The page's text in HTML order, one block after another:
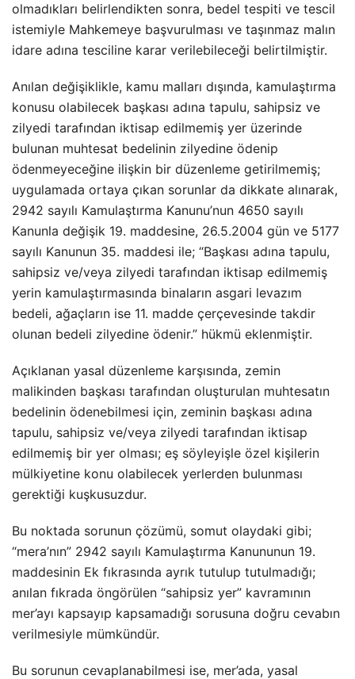
olmadıkları belirlendikten sonra, bedel tespiti ve tescil
istemiyle Mahkemeye başvurulması ve taşınmaz malın
idare adına tesciline karar verilebileceği belirtilmiştir.
Anılan değişiklikle, kamu malları dışında, kamulaştırma
konusu olabilecek başkası adına tapulu, sahipsiz ve
zilyedi tarafından iktisap edilmemiş yer üzerinde
bulunan muhtesat bedelinin zilyedine ödenip
ödenmeyeceğine ilişkin bir düzenleme getirilmemiş;
uygulamada ortaya çıkan sorunlar da dikkate alınarak,
2942 sayılı Kamulaştırma Kanunu’nun 4650 sayılı
Kanunla değişik 19. maddesine, 26.5.2004 gün ve 5177
sayılı Kanunun 35. maddesi ile; “Başkası adına tapulu,
sahipsiz ve/veya zilyedi tarafından iktisap edilmemiş
yerin kamulaştırmasında binaların asgari levazım
bedeli, ağaçların ise 11. madde çerçevesinde takdir
olunan bedeli zilyedine ödenir.” hükmü eklenmiştir.
Açıklanan yasal düzenleme karşısında, zemin
malikinden başkası tarafından oluşturulan muhtesatın
bedelinin ödenebilmesi için, zeminin başkası adına
tapulu, sahipsiz ve/veya zilyedi tarafından iktisap
edilmemiş bir yer olması; eş söyleyişle özel kişilerin
mülkiyetine konu olabilecek yerlerden bulunması
gerektiği kuşkusuzdur.
Bu noktada sorunun çözümü, somut olaydaki gibi;
“mera’nın” 2942 sayılı Kamulaştırma Kanununun 19.
maddesinin Ek fıkrasında ayrık tutulup tutulmadığı;
anılan fıkrada öngörülen “sahipsiz yer” kavramının
mer’ayı kapsayıp kapsamadığı sorusuna doğru cevabın
verilmesiyle mümkündür.
Bu sorunun cevaplanabilmesi ise, mer’ada, yasal